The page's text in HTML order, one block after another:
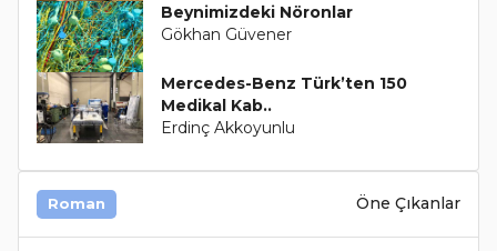
Beynimizdeki Nöronlar
Gökhan Güvener
Mercedes-Benz Türk’ten 150
Medikal Kab..
Erdinç Akkoyunlu
Roman Öne Çıkanlar